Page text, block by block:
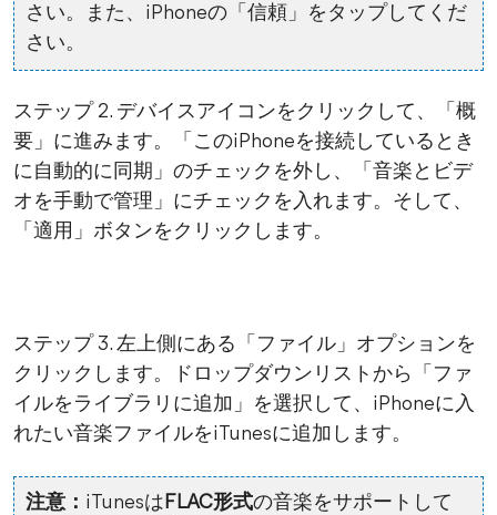
さい。また、iPhoneの「信頼」をタップしてくだ
さい。
ステップ 2. デバイスアイコンをクリックして、「概
要」に進みます。「このiPhoneを接続しているとき
に自動的に同期」のチェックを外し、「音楽とビデ
オを手動で管理」にチェックを入れます。そして、
「適用」ボタンをクリックします。
ステップ 3. 左上側にある「ファイル」オプションを
クリックします。ドロップダウンリストから「ファ
イルをライブラリに追加」を選択して、iPhoneに入
れたい音楽ファイルをiTunesに追加します。
注意： iTunesは FLAC形式の音楽をサポートして